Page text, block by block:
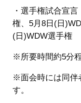
・選手権試合宣
権、5月8日(日
(日)WDW選手権
※所要時間約5分
※面会時には同伴
す。